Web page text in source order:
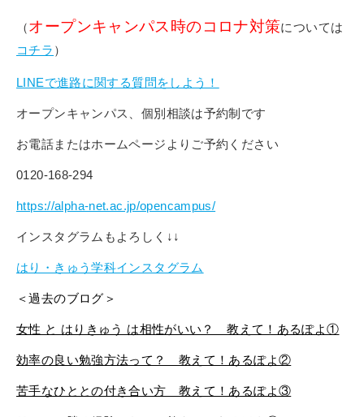
（オープンキャンパス時のコロナ対策については
コチラ ）
LINEで進路に関する質問をしよう！
オープンキャンパス、個別相談は予約制です
お電話またはホームページよりご予約ください
0120-168-294
https://alpha-net.ac.jp/opencampus/
インスタグラムもよろしく↓↓
はり・きゅう学科インスタグラム
＜過去のブログ＞
女性 と はりきゅう は相性がいい？ 教えて！あるぽよ①
効率の良い勉強方法って？ 教えて！あるぽよ②
苦手なひととの付き合い方 教えて！あるぽよ③